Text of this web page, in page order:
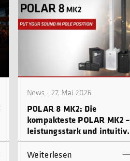
News - 27. Mai 2026
POLAR 8 MK2: Die
kompakteste POLAR MK2 –
leistungsstark und intuitiv
bedienbar
Weiterlesen